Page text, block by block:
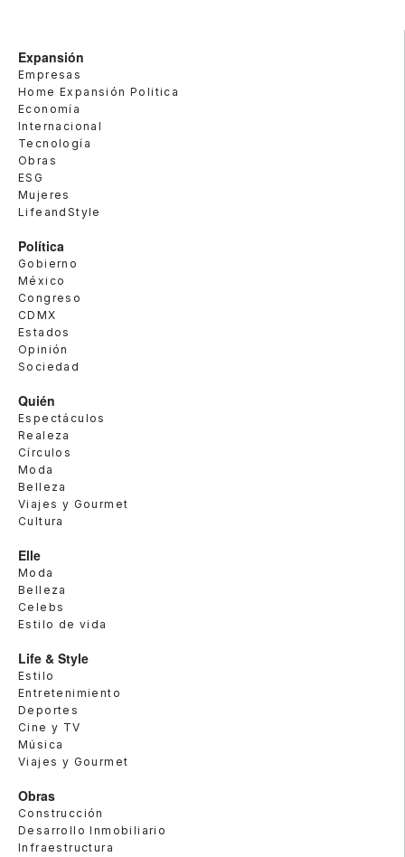
Expansión
Empresas
Home Expansión Politica
Economía
Internacional
Tecnología
Obras
ESG
Mujeres
LifeandStyle
Política
Gobierno
México
Congreso
CDMX
Estados
Opinión
Sociedad
Quién
Espectáculos
Realeza
Círculos
Moda
Belleza
Viajes y Gourmet
Cultura
Elle
Moda
Belleza
Celebs
Estilo de vida
Life & Style
Estilo
Entretenimiento
Deportes
Cine y TV
Música
Viajes y Gourmet
Obras
Construcción
Desarrollo Inmobiliario
Infraestructura